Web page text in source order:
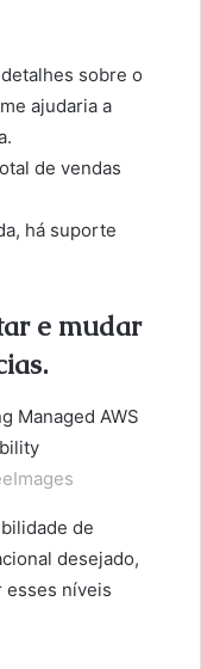
sobre o
ajudaria a
de vendas
há suporte
e mudar
de
desejado,
esses níveis